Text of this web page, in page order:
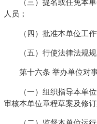
（三）提名或任免本单
人员；
（四）批准本单位工作
（五）行使法律法规规
第十六条 举办单位对事
（一）组织指导本单位
审核本单位章程草案及修订